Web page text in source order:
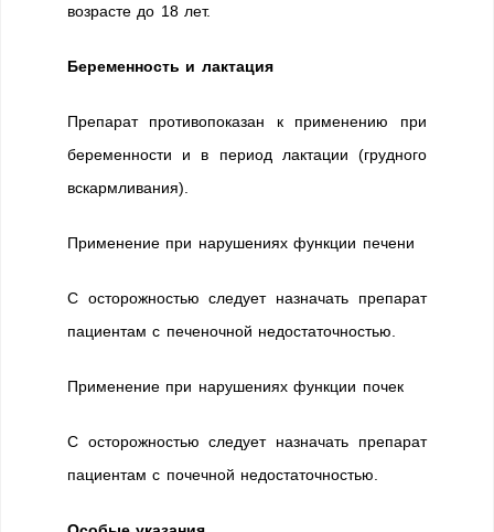
возрасте до 18 лет.
Беременность и лактация
Препарат противопоказан к применению при
беременности и в период лактации (грудного
вскармливания).
Применение при нарушениях функции печени
С осторожностью следует назначать препарат
пациентам с печеночной недостаточностью.
Применение при нарушениях функции почек
С осторожностью следует назначать препарат
пациентам с почечной недостаточностью.